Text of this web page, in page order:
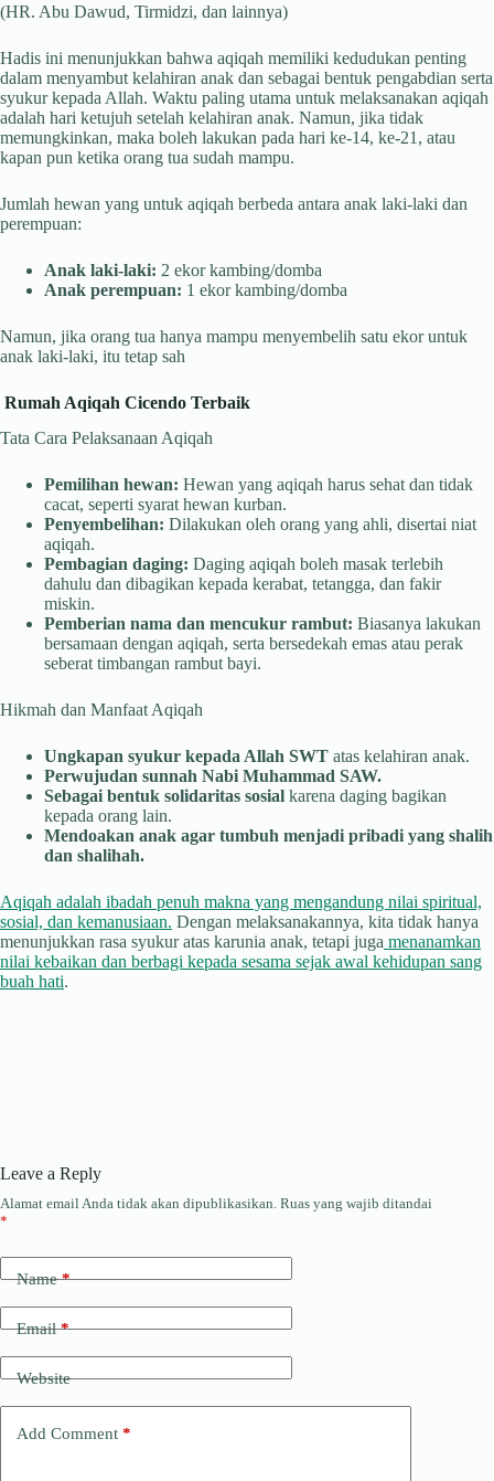
(HR. Abu Dawud, Tirmidzi, dan lainnya)
Hadis ini menunjukkan bahwa aqiqah memiliki kedudukan penting
dalam menyambut kelahiran anak dan sebagai bentuk pengabdian serta
syukur kepada Allah. Waktu paling utama untuk melaksanakan aqiqah
adalah hari ketujuh setelah kelahiran anak. Namun, jika tidak
memungkinkan, maka boleh lakukan pada hari ke-14, ke-21, atau
kapan pun ketika orang tua sudah mampu.
Jumlah hewan yang untuk aqiqah berbeda antara anak laki-laki dan
perempuan:
Anak laki-laki: 2 ekor kambing/domba
Anak perempuan: 1 ekor kambing/domba
Namun, jika orang tua hanya mampu menyembelih satu ekor untuk
anak laki-laki, itu tetap sah
Rumah Aqiqah Cicendo Terbaik
Tata Cara Pelaksanaan Aqiqah
Pemilihan hewan: Hewan yang aqiqah harus sehat dan tidak
cacat, seperti syarat hewan kurban.
Penyembelihan: Dilakukan oleh orang yang ahli, disertai niat
aqiqah.
Pembagian daging: Daging aqiqah boleh masak terlebih
dahulu dan dibagikan kepada kerabat, tetangga, dan fakir
miskin.
Pemberian nama dan mencukur rambut: Biasanya lakukan
bersamaan dengan aqiqah, serta bersedekah emas atau perak
seberat timbangan rambut bayi.
Hikmah dan Manfaat Aqiqah
Ungkapan syukur kepada Allah SWT atas kelahiran anak.
Perwujudan sunnah Nabi Muhammad SAW.
Sebagai bentuk solidaritas sosial karena daging bagikan
kepada orang lain.
Mendoakan anak agar tumbuh menjadi pribadi yang shalih
dan shalihah.
Aqiqah adalah ibadah penuh makna yang mengandung nilai spiritual,
sosial, dan kemanusiaan. Dengan melaksanakannya, kita tidak hanya
menunjukkan rasa syukur atas karunia anak, tetapi juga menanamkan
nilai kebaikan dan berbagi kepada sesama sejak awal kehidupan sang
buah hati.
Leave a Reply
Alamat email Anda tidak akan dipublikasikan. Ruas yang wajib ditandai
*
Name*
Email*
Website
Add Comment *